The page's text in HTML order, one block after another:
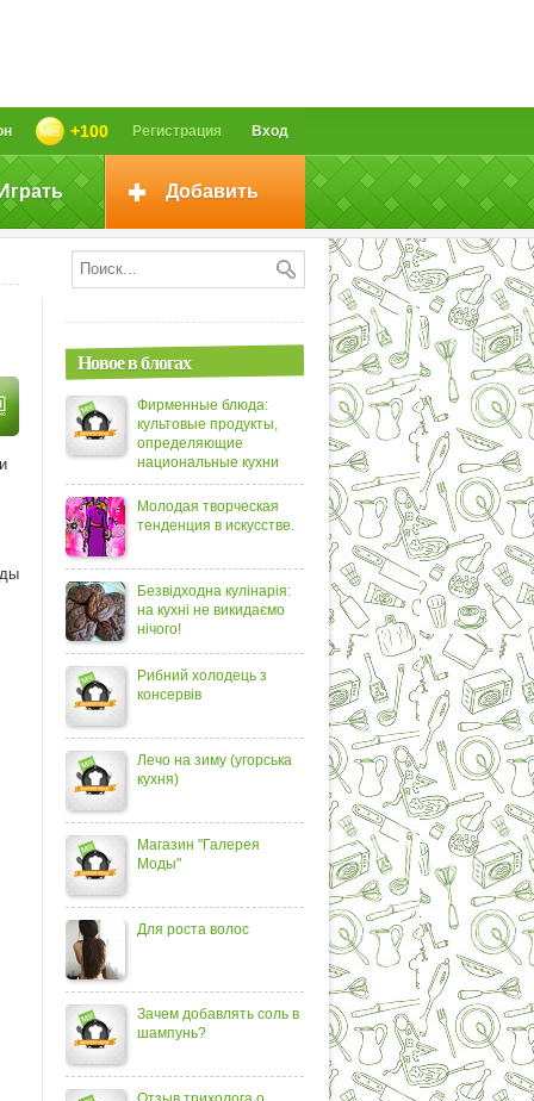
Вход
Регистрация
+100
Добавить
Новое в блогах
Фирменные блюда:
культовые продукты,
определяющие
национальные кухни
Молодая творческая
тенденция в искусстве.
Безвідходна кулінарія:
на кухні не викидаємо
нічого!
Рибний холодець з
консервів
Лечо на зиму (угорська
кухня)
Магазин "Галерея
Моды"
Для роста волос
Зачем добавлять соль в
шампунь?